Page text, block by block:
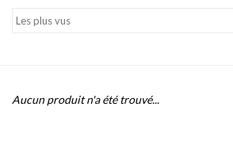
Badmode
Aucun produit n'a été trouvé...